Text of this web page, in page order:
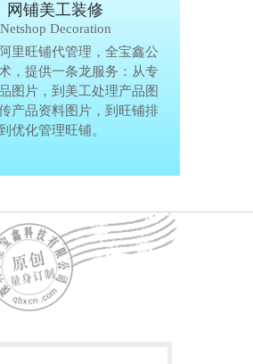
动终端研发
Terminal
代，抢先一步把您的
，单独做手机移动网
移动网页，建站和优
营销解决方案，挖掘
机。
网铺美工装修
Netshop Decoration
里旺铺代管理，全宝鑫公
，提供一条龙服务：从专
图片，到美工处理产品图
产品资料图片，到旺铺排
优化管理旺铺。